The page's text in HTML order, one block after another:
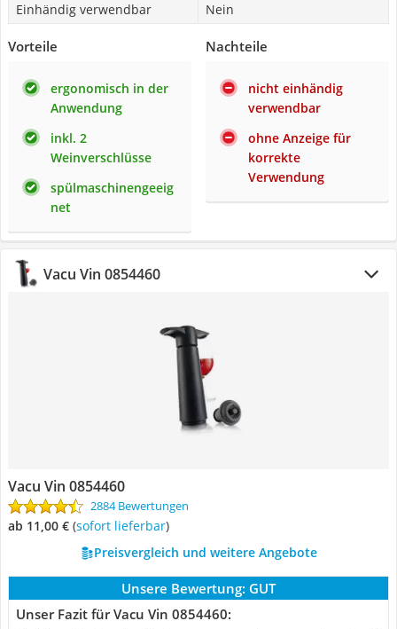
Einhändig verwendbar Nein
Vorteile
ergonomisch in der
Anwendung
inkl. 2
Weinverschlüsse
spülmaschinengeeig
net
Nachteile
nicht einhändig
verwendbar
ohne Anzeige für
korrekte
Verwendung
Vacu Vin 0854460
Vacu Vin 0854460
2884 Bewertungen
ab 11,00 € ( Sofort lieferbar)
Preisvergleich und weitere Angebote
Unsere Bewertung: GUT
Unser Fazit für Vacu Vin 0854460: